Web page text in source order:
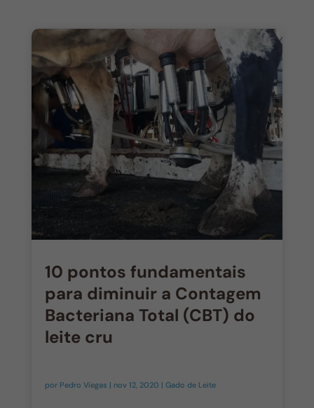
10 pontos fundamentais
para diminuir a Contagem
Bacteriana Total (CBT) do
leite cru
por Pedro Viegas | nov 12, 2020 | Gado de Leite